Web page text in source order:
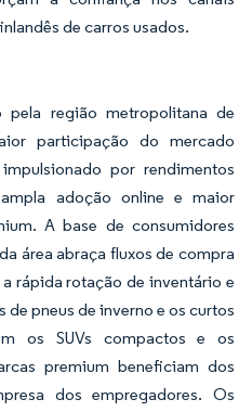
de carros usados.
região metropolitana de
participação do mercado
por rendimentos
adoção online e maior
A base de consumidores
área abraça fluxos de compra
rápida rotação de inventário e
pneus de inverno e os curtos
os SUVs compactos e os
premium beneficiam dos
dos empregadores. Os